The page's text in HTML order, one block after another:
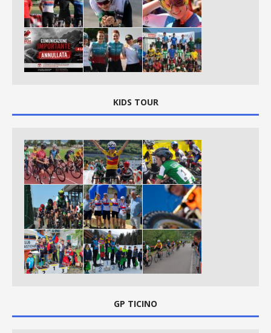
KIDS TOUR
GP TICINO